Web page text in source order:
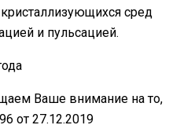
сред
и пульсацией.
Ваше внимание на то,
от 27.12.2019